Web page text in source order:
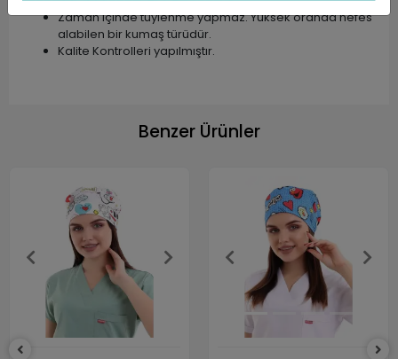
Zaman içinde tüylenme yapmaz. Yüksek oranda nefes
alabilen bir kumaş türüdür.
Kalite Kontrolleri yapılmıştır.
Benzer Ürünler